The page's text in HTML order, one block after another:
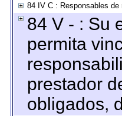
84 IV C : Responsables
84 V - : Su
permita
prestador
obligados,